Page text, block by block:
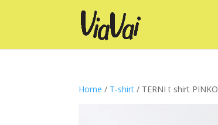
Home / T-shirt / TERNI t shirt PINKO